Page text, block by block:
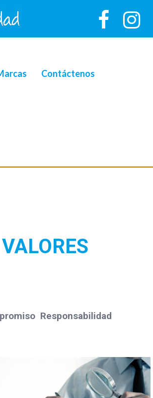
Contáctenos
VALORES
Responsabilidad